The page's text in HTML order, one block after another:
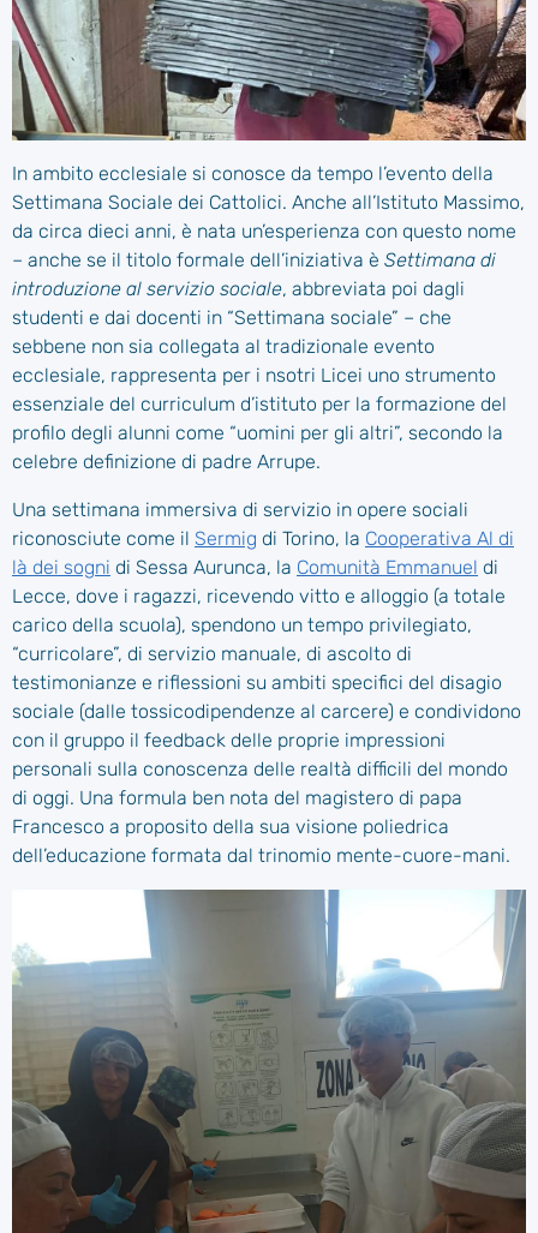
In ambito ecclesiale si conosce da tempo l’evento della
Settimana Sociale dei Cattolici. Anche all’Istituto Massimo,
da circa dieci anni, è nata un’esperienza con questo nome
– anche se il titolo formale dell’iniziativa è Settimana di
introduzione al servizio sociale, abbreviata poi dagli
studenti e dai docenti in “Settimana sociale” – che
sebbene non sia collegata al tradizionale evento
ecclesiale, rappresenta per i nsotri Licei uno strumento
essenziale del curriculum d’istituto per la formazione del
profilo degli alunni come “uomini per gli altri”, secondo la
celebre definizione di padre Arrupe.
Una settimana immersiva di servizio in opere sociali
riconosciute come il Sermig di Torino, la Cooperativa Al di
là dei sogni di Sessa Aurunca, la Comunità Emmanuel di
Lecce, dove i ragazzi, ricevendo vitto e alloggio (a totale
carico della scuola), spendono un tempo privilegiato,
“curricolare”, di servizio manuale, di ascolto di
testimonianze e riflessioni su ambiti specifici del disagio
sociale (dalle tossicodipendenze al carcere) e condividono
con il gruppo il feedback delle proprie impressioni
personali sulla conoscenza delle realtà difficili del mondo
di oggi. Una formula ben nota del magistero di papa
Francesco a proposito della sua visione poliedrica
dell’educazione formata dal trinomio mente-cuore-mani.